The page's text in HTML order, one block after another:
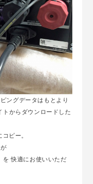
ングデータはもとより
トからダウンロードした
ピー。
を 快適にお使いいただ